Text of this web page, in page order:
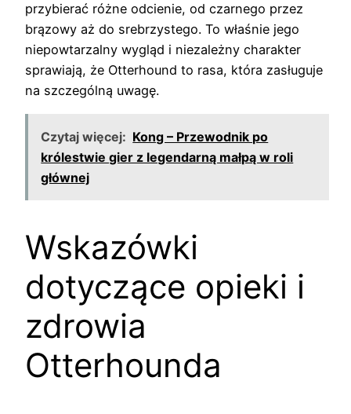
przybierać różne odcienie, od czarnego przez
brązowy aż do srebrzystego. To właśnie jego
niepowtarzalny wygląd i niezależny charakter
sprawiają, że Otterhound to rasa, która zasługuje
na szczególną uwagę.
Czytaj więcej: Kong – Przewodnik po
królestwie gier z legendarną małpą w roli
głównej
Wskazówki
dotyczące opieki i
zdrowia
Otterhounda